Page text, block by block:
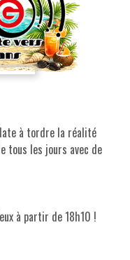
à tordre la réalité
tous les jours avec de
à partir de 18h10 !